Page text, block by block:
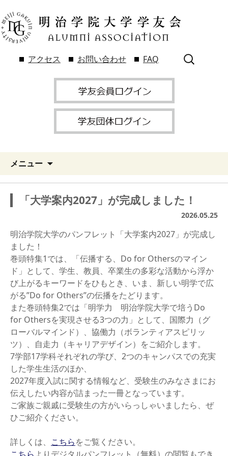
アクセス お問い合わせ FAQ
検
索:
メニュー
「大学案内2027」が完成しました！
2026.05.25
明治学院大学のパンフレット「大学案内2027」が完成し
ました！
巻頭特集1では、「伝播する、Do for Othersのマイン
ド」として、学生、教員、卒業生の多彩な活動から浮か
び上がるキーワードをひもとき、いま、新しい明学で広
がる”Do for Others”の伝播をたどります。
また巻頭特集2では「明学力 明治学院大学で培うDo
for Othersを実現させる3つの力」として、国際力（グ
ローバルマインド）、協働力（ボランティアスピリッ
ツ）、自走力（キャリアデザイン）をご紹介します。
7学部17学科それぞれの学び、2つのキャンパスでの充実
した学生生活のほか、
2027年度入試に関する情報など、受験生のみなさまにお
伝えしたい内容が詰まった一冊となっています。
ご家族ご親戚に受験生の方がいらっしゃいましたら、ぜ
ひご紹介ください。
詳しくは、 こちらをご覧ください。